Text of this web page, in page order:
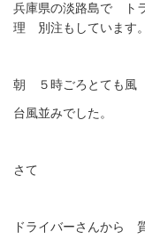
兵庫県の淡路島で ト
理 別注もしています。
朝 ５時ごろとても風
台風並みでした。
さて
ドライバーさんから